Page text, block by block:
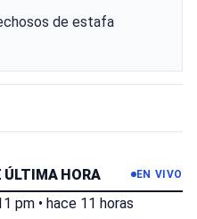
de estafa
HORA EN VIVO
pm • hace 11 horas